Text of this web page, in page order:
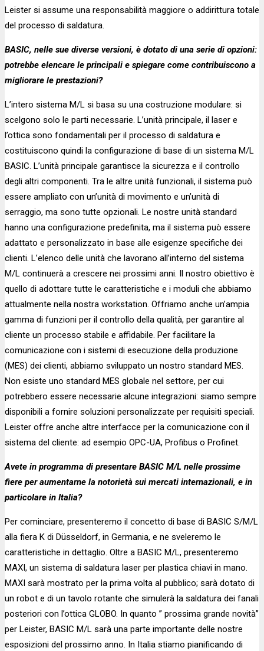
Leister si assume una responsabilità maggiore o addirittura totale
del processo di saldatura.
BASIC, nelle sue diverse versioni, è dotato di una serie di opzioni:
potrebbe elencare le principali e spiegare come contribuiscono a
migliorare le prestazioni?
L’intero sistema M/L si basa su una costruzione modulare: si
scelgono solo le parti necessarie. L’unità principale, il laser e
l’ottica sono fondamentali per il processo di saldatura e
costituiscono quindi la configurazione di base di un sistema M/L
BASIC. L’unità principale garantisce la sicurezza e il controllo
degli altri componenti. Tra le altre unità funzionali, il sistema può
essere ampliato con un’unità di movimento e un’unità di
serraggio, ma sono tutte opzionali. Le nostre unità standard
hanno una configurazione predefinita, ma il sistema può essere
adattato e personalizzato in base alle esigenze specifiche dei
clienti. L’elenco delle unità che lavorano all’interno del sistema
M/L continuerà a crescere nei prossimi anni. Il nostro obiettivo è
quello di adottare tutte le caratteristiche e i moduli che abbiamo
attualmente nella nostra workstation. Offriamo anche un’ampia
gamma di funzioni per il controllo della qualità, per garantire al
cliente un processo stabile e affidabile. Per facilitare la
comunicazione con i sistemi di esecuzione della produzione
(MES) dei clienti, abbiamo sviluppato un nostro standard MES.
Non esiste uno standard MES globale nel settore, per cui
potrebbero essere necessarie alcune integrazioni: siamo sempre
disponibili a fornire soluzioni personalizzate per requisiti speciali.
Leister offre anche altre interfacce per la comunicazione con il
sistema del cliente: ad esempio OPC-UA, Profibus o Profinet.
Avete in programma di presentare BASIC M/L nelle prossime
fiere per aumentarne la notorietà sui mercati internazionali, e in
particolare in Italia?
Per cominciare, presenteremo il concetto di base di BASIC S/M/L
alla fiera K di Düsseldorf, in Germania, e ne sveleremo le
caratteristiche in dettaglio. Oltre a BASIC M/L, presenteremo
MAXI, un sistema di saldatura laser per plastica chiavi in mano.
MAXI sarà mostrato per la prima volta al pubblico; sarà dotato di
un robot e di un tavolo rotante che simulerà la saldatura dei fanali
posteriori con l’ottica GLOBO. In quanto ” prossima grande novità”
per Leister, BASIC M/L sarà una parte importante delle nostre
esposizioni del prossimo anno. In Italia stiamo pianificando di